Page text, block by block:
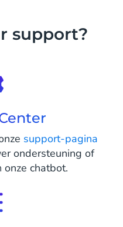
support?
support-pagina
ondersteuning of
chatbot.